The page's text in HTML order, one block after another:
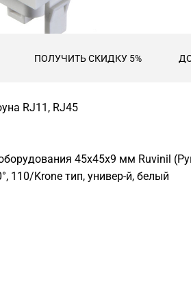
ПОЛУЧИТЬ СКИДКУ 5%
RJ11, RJ45
45х45х9 мм Ruvinil
110/Krone тип, универ-й, белый